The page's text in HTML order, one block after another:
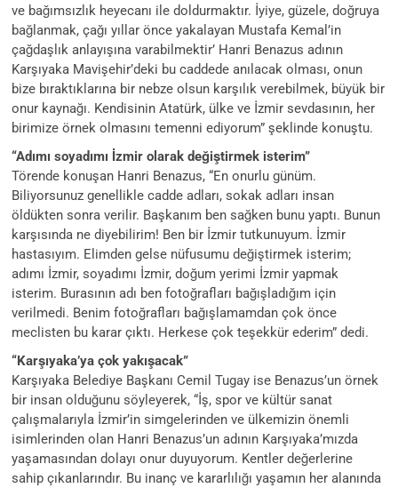
ve bağımsızlık heyecanı ile doldurmaktır. İyiye, güzele, doğruya
bağlanmak, çağı yıllar önce yakalayan Mustafa Kemal’in
çağdaşlık anlayışına varabilmektir’ Hanri Benazus adının
Karşıyaka Mavişehir’deki bu caddede anılacak olması, onun
bize bıraktıklarına bir nebze olsun karşılık verebilmek, büyük bir
onur kaynağı. Kendisinin Atatürk, ülke ve İzmir sevdasının, her
birimize örnek olmasını temenni ediyorum” şeklinde konuştu.
“Adımı soyadımı İzmir olarak değiştirmek isterim”
Törende konuşan Hanri Benazus, “En onurlu günüm.
Biliyorsunuz genellikle cadde adları, sokak adları insan
öldükten sonra verilir. Başkanım ben sağken bunu yaptı. Bunun
karşısında ne diyebilirim! Ben bir İzmir tutkunuyum. İzmir
hastasıyım. Elimden gelse nüfusumu değiştirmek isterim;
adımı İzmir, soyadımı İzmir, doğum yerimi İzmir yapmak
isterim. Burasının adı ben fotoğrafları bağışladığım için
verilmedi. Benim fotoğrafları bağışlamamdan çok önce
meclisten bu karar çıktı. Herkese çok teşekkür ederim” dedi.
“Karşıyaka’ya çok yakışacak”
Karşıyaka Belediye Başkanı Cemil Tugay ise Benazus’un örnek
bir insan olduğunu söyleyerek, “İş, spor ve kültür sanat
çalışmalarıyla İzmir’in simgelerinden ve ülkemizin önemli
isimlerinden olan Hanri Benazus’un adının Karşıyaka’mızda
yaşamasından dolayı onur duyuyorum. Kentler değerlerine
sahip çıkanlarındır. Bu inanç ve kararlılığı yaşamın her alanında